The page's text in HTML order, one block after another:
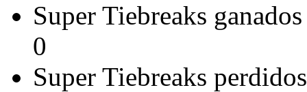
Super Tiebreaks ganados
0
Super Tiebreaks perdidos